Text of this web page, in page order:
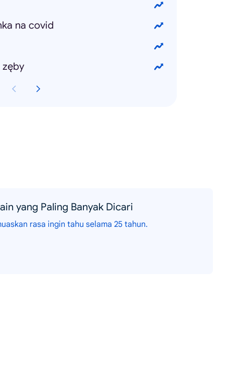
na covid
zęby
yang Paling Banyak Dicari
rasa ingin tahu selama 25 tahun.